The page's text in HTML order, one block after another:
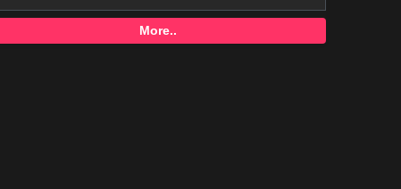
More..